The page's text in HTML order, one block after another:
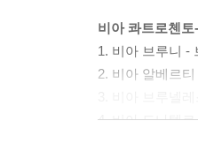
비아 콰트로첸토
1. 비아 브루니 -
2. 비아 알베르
4. 비아 도나텔